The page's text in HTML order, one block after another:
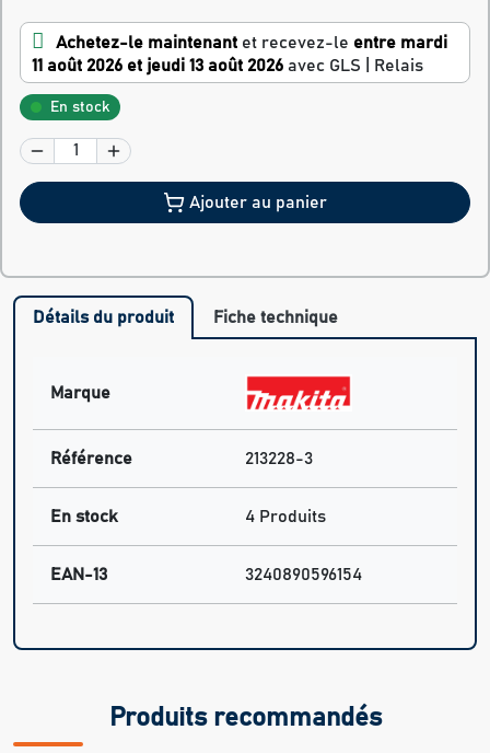
Achetez-le maintenant et recevez-le entre mardi
11 août 2026 et jeudi 13 août 2026 avec GLS | Relais
En stock
Ajouter au panier
Détails du produit Fiche technique
Marque
Référence 213228-3
En stock 4 Produits
EAN-13 3240890596154
Produits recommandés